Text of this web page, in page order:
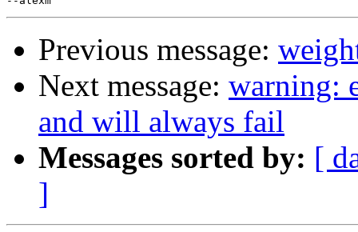
Previous message:
Next message: warning:
and will always fail
Messages sorted by: [
]